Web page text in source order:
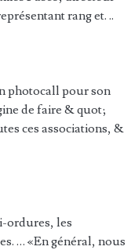
rang et. ..
photocall pour son
de faire & quot;
ces associations, &
ordures, les
… «En général, nous